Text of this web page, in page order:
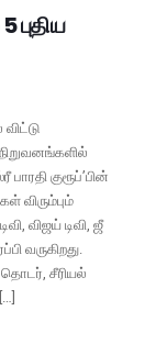
புதிய
குரூப்’பின்
விரும்பும்
விஜய் டிவி, ஜீ
வருகிறது.
தொடர், சீரியல்